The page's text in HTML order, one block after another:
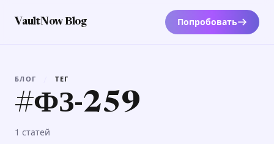
VaultNow Blog Попробовать
БЛОГ ТЕГ
#ФЗ-259
1 статей